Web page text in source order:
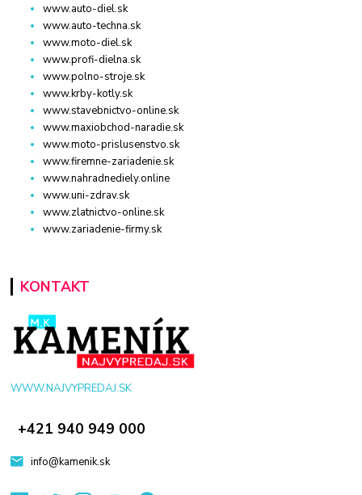
www.auto-diel.sk
www.auto-techna.sk
www.moto-diel.sk
www.profi-dielna.sk
www.polno-stroje.sk
www.krby-kotly.sk
www.stavebnictvo-online.sk
www.maxiobchod-naradie.sk
www.moto-prislusenstvo.sk
www.firemne-zariadenie.sk
www.nahradnediely.online
www.uni-zdrav.sk
www.zlatnictvo-online.sk
www.zariadenie-firmy.sk
KONTAKT
WWW.NAJVYPREDAJ.SK
+421 940 949 000
info@kamenik.sk